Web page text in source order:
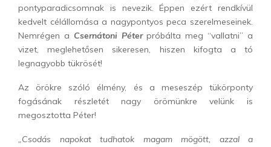
pontyparadicsomnak is nevezik. Éppen ezért rendkívül
kedvelt célállomása a nagypontyos peca szerelmeseinek.
Nemrégen a Csernátoni Péterpróbálta meg “vallatni” a
vizet, meglehetősen sikeresen, hiszen kifogta a tó
legnagyobb tükrösét!
Az örökre szóló élmény, és a meseszép tükörponty
fogásának részletét nagy örömünkre velünk is
megosztotta Péter!
„Csodás napokat tudhatok magam mögött, azzal a